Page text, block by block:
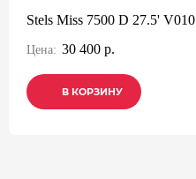
Stels Miss 7500 D 27.5' V010
Цена: 30 400 р.
В КОРЗИНУ
В КОРЗИНУ
В КОРЗИНУ